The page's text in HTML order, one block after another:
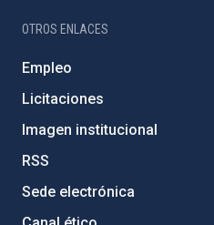
OTROS ENLACES
Empleo
Licitaciones
Imagen institucional
RSS
Sede electrónica